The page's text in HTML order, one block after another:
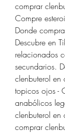
comprar
Compre
Donde
Descubre en
relacionados
secundarios.
clenbuterol
topicos ojos -
anabólicos
clenbuterol
comprar